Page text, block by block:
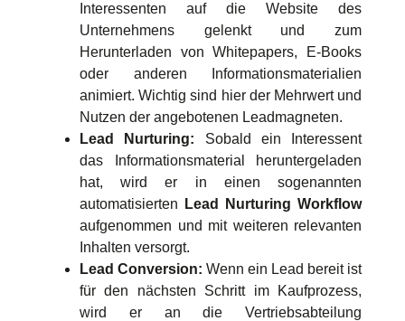
Interessenten auf die Website des
Unternehmens gelenkt und zum
Herunterladen von Whitepapers, E-Books
oder anderen Informationsmaterialien
animiert. Wichtig sind hier der Mehrwert und
Nutzen der angebotenen Leadmagneten.
Lead Nurturing: Sobald ein Interessent
das Informationsmaterial heruntergeladen
hat, wird er in einen sogenannten
automatisierten
Lead Nurturing Workflow
aufgenommen und mit weiteren relevanten
Inhalten versorgt.
Lead Conversion: Wenn ein Lead bereit ist
für den nächsten Schritt im Kaufprozess,
wird er an die Vertriebsabteilung